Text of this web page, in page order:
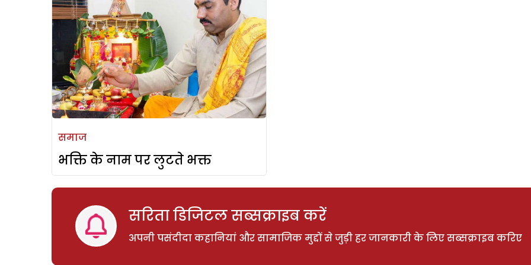
समाज
भक्ति के नाम पर लुटते भक्त
सरिता डिजिटल सब्सक्राइब करें
अपनी पसंदीदा कहानियां और सामाजिक मुद्दों से जुड़ी हर जानकारी के लिए सब्सक्राइब करिए